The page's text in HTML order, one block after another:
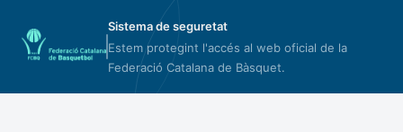
Sistema de seguretat
Estem protegint l'accés al web oficial de la
Federació Catalana de Bàsquet.